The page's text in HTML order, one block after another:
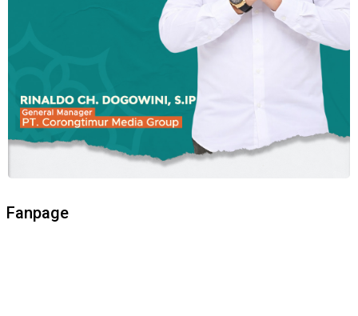
Fanpage